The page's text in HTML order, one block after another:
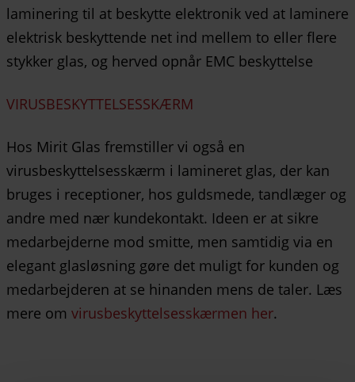
laminering til at beskytte elektronik ved at laminere
elektrisk beskyttende net ind mellem to eller flere
stykker glas, og herved opnår EMC beskyttelse
VIRUSBESKYTTELSESSKÆRM
Hos Mirit Glas fremstiller vi også en
virusbeskyttelsesskærm i lamineret glas, der kan
bruges i receptioner, hos guldsmede, tandlæger og
andre med nær kundekontakt. Ideen er at sikre
medarbejderne mod smitte, men samtidig via en
elegant glasløsning gøre det muligt for kunden og
medarbejderen at se hinanden mens de taler. Læs
mere om virusbeskyttelsesskærmen her.